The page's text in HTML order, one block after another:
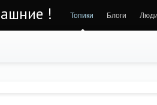
! Топики Блоги